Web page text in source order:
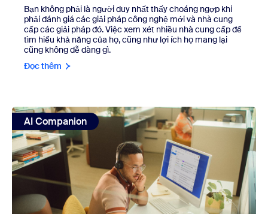
Bạn không phải là người duy nhất thấy choáng ngợp khi
phải đánh giá các giải pháp công nghệ mới và nhà cung
cấp các giải pháp đó. Việc xem xét nhiều nhà cung cấp để
tìm hiểu khả năng của họ, cũng như lợi ích họ mang lại
cũng không dễ dàng gì.
Đọc thêm
view: Ngoài phí cấp giấy phép: Tổng chi phí triển khai
AI Companion